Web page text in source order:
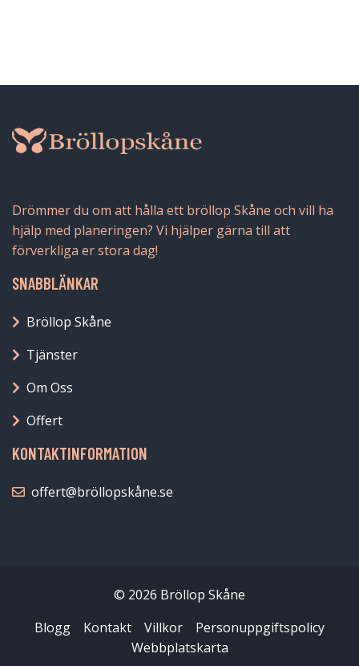
Drömmer du om att hålla ett bröllop Skåne och vill ha
hjälp med planeringen? Vi hjälper gärna till att
förverkliga er stora dag!
SNABBLÄNKAR
Bröllop Skåne
Tjänster
Om Oss
Offert
KONTAKTINFORMATION
offert@bröllopskåne.se
© 2026 Bröllop Skåne
Blogg
Kontakt Villkor
Personuppgiftspolicy
Webbplatskarta